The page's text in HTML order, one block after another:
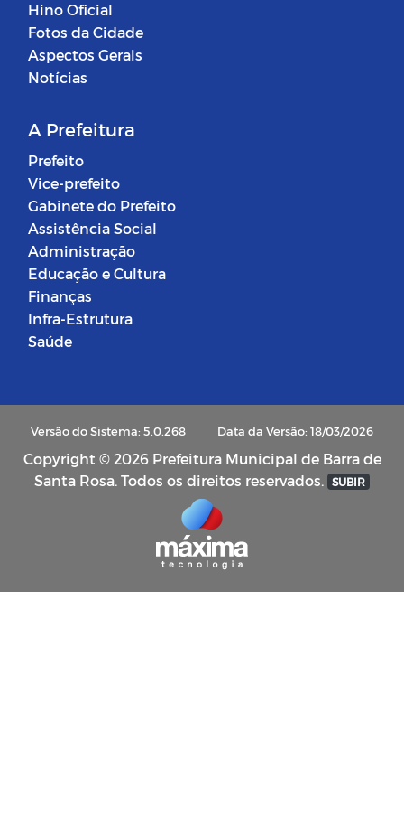
Hino Oficial
Fotos da Cidade
Aspectos Gerais
Notícias
A Prefeitura
Prefeito
Vice-prefeito
Gabinete do Prefeito
Assistência Social
Administração
Educação e Cultura
Finanças
Infra-Estrutura
Saúde
Versão do Sistema: 5.0.268 Data da Versão: 18/03/2026
Copyright © 2026 Prefeitura Municipal de Barra de
Santa Rosa. Todos os direitos reservados. SUBIR